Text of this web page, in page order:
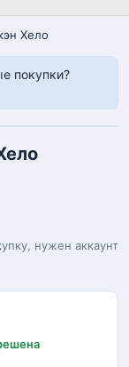
Хело
покупки?
нужен аккаунт